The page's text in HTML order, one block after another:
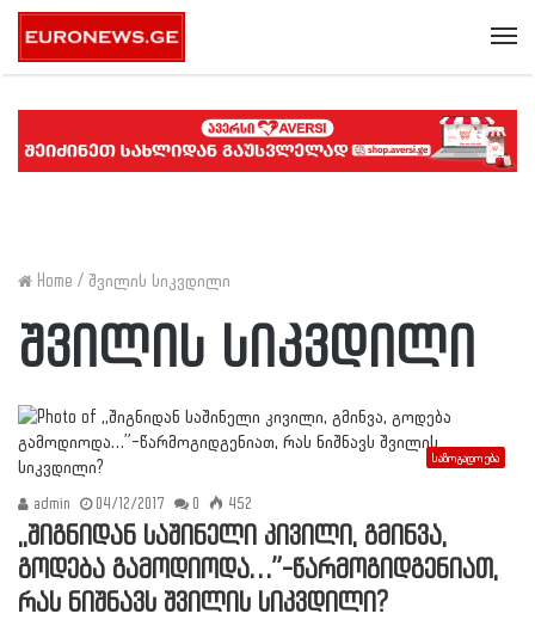
Home / შვილის სიკვდილი
შვილის სიკვდილი
საზოგადოება
admin 04/12/2017 0 452
,,შიგნიდან საშინელი კივილი, გმინვა,
გოდება გამოდიოდა…”-წარმოგიდგენიათ,
რას ნიშნავს შვილის სიკვდილი?